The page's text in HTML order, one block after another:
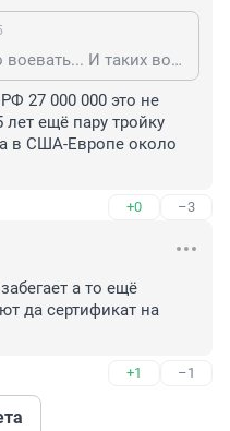
На диване - то комфортно воевать... И таких вояк сотни тысяч.
27 000 000 это не
ещё пару тройку
в США-Европе около
+0 –3
а то ещё
да сертификат на
+1 –1